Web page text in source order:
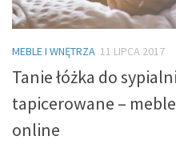
MEBLE I WNĘTRZA 11 LIPCA 2017
Tanie łóżka do
tapicerowane –
online